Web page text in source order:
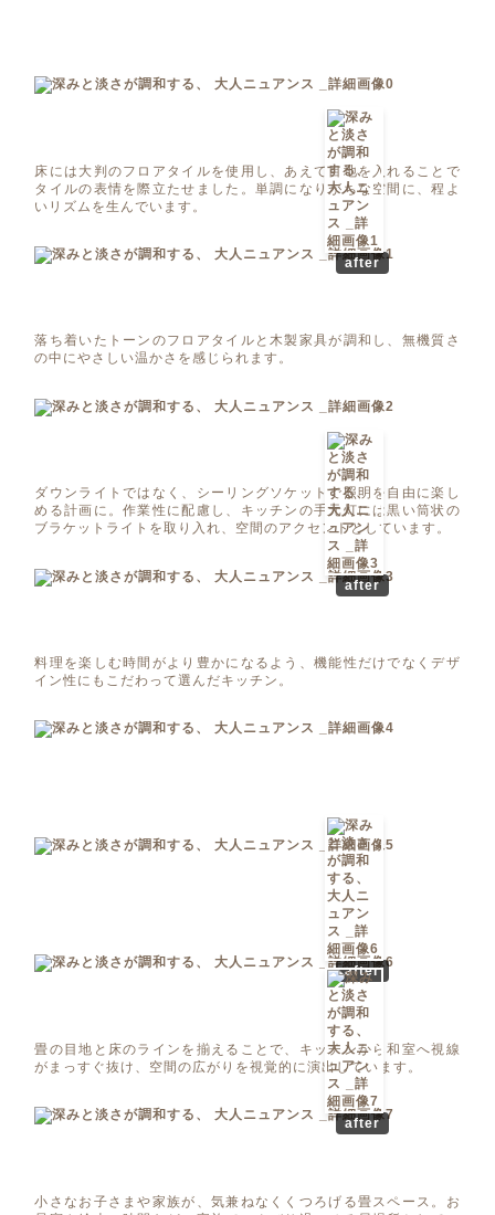
床には大判のフロアタイルを使用し、あえて目地を入れることで
タイルの表情を際立たせました。単調になりがちな空間に、程よ
いリズムを生んでいます。
after
落ち着いたトーンのフロアタイルと木製家具が調和し、無機質さ
の中にやさしい温かさを感じられます。
ダウンライトではなく、シーリングソケットで照明を自由に楽し
める計画に。作業性に配慮し、キッチンの手元灯には黒い筒状の
ブラケットライトを取り入れ、空間のアクセントとしています。
after
料理を楽しむ時間がより豊かになるよう、機能性だけでなくデザ
イン性にもこだわって選んだキッチン。
after
畳の目地と床のラインを揃えることで、キッチンから和室へ視線
がまっすぐ抜け、空間の広がりを視覚的に演出しています。
after
小さなお子さまや家族が、気兼ねなくくつろげる畳スペース。お